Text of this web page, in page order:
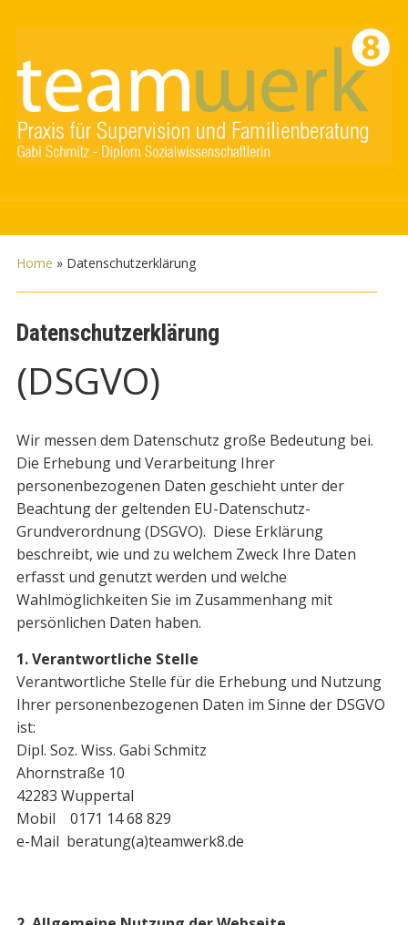
Home » Datenschutzerklärung
Datenschutzerklärung
(DSGVO)
Wir messen dem Datenschutz große Bedeutung bei.
Die Erhebung und Verarbeitung Ihrer
personenbezogenen Daten geschieht unter der
Beachtung der geltenden EU-Datenschutz-
Grundverordnung (DSGVO). Diese Erklärung
beschreibt, wie und zu welchem Zweck Ihre Daten
erfasst und genutzt werden und welche
Wahlmöglichkeiten Sie im Zusammenhang mit
persönlichen Daten haben.
1. Verantwortliche Stelle
Verantwortliche Stelle für die Erhebung und Nutzung
Ihrer personenbezogenen Daten im Sinne der DSGVO
ist:
Dipl. Soz. Wiss. Gabi Schmitz
Ahornstraße 10
42283 Wuppertal
Mobil 0171 14 68 829
e-Mail beratung(a)teamwerk8.de